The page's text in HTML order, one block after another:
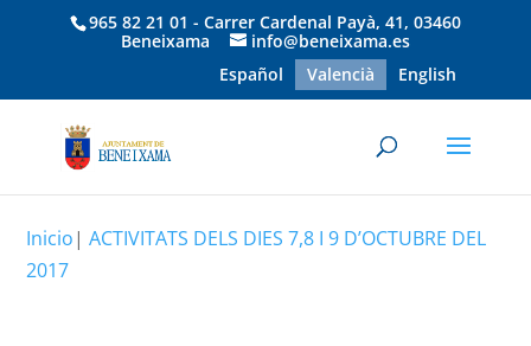
965 82 21 01 - Carrer Cardenal Payà, 41, 03460
Beneixama
info@beneixama.es
Español
Valencià English
Inicio|ACTIVITATS DELS DIES 7,8 I 9 D’OCTUBRE DEL
2017